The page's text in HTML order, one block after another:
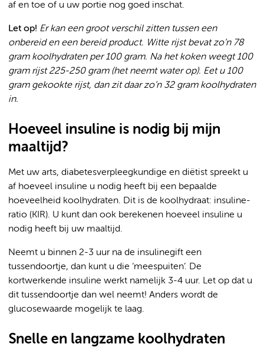
af en toe of u uw portie nog goed inschat.
Let op! Er kan een groot verschil zitten tussen een
onbereid en een bereid product. Witte rijst bevat zo’n 78
gram koolhydraten per 100 gram. Na het koken weegt 100
gram rijst 225-250 gram (het neemt water op). Eet u 100
gram gekookte rijst, dan zit daar zo’n 32 gram koolhydraten
in.
Hoeveel insuline is nodig bij mijn
maaltijd?
Met uw arts, diabetesverpleegkundige en diëtist spreekt u
af hoeveel insuline u nodig heeft bij een bepaalde
hoeveelheid koolhydraten. Dit is de koolhydraat: insuline-
ratio (KIR). U kunt dan ook berekenen hoeveel insuline u
nodig heeft bij uw maaltijd.
Neemt u binnen 2-3 uur na de insulinegift een
tussendoortje, dan kunt u die ‘meespuiten’. De
kortwerkende insuline werkt namelijk 3-4 uur. Let op dat u
dit tussendoortje dan wel neemt! Anders wordt de
glucosewaarde mogelijk te laag.
Snelle en langzame koolhydraten